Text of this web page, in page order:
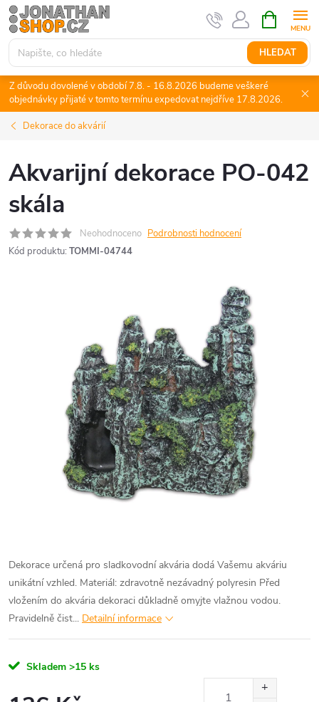
Přejít
na
obsah
HLEDAT
NÁKUPNÍ
KOŠÍK
Z důvodu dovolené v období 7.8. - 16.8.2026 budeme veškeré
objednávky přijaté v tomto termínu expedovat nejdříve 17.8.2026.
Dekorace do akvárií
Akvarijní dekorace PO-042
skála
Neohodnoceno Podrobnosti hodnocení
Kód produktu: TOMMI-04744
Dekorace určená pro sladkovodní akvária dodá Vašemu akváriu
unikátní vzhled. Materiál: zdravotně nezávadný polyresin Před
vložením do akvária dekoraci důkladně omyjte vlažnou vodou.
Pravidelně čist... Detailní informace
Skladem >15 ks